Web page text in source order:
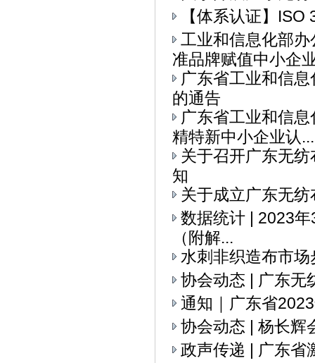
【体系认证】
工业和信息化部
准品牌赋值中小企
广东省工业和信
的通告
广东省工业和信
精特新中小企业认...
关于召开广东无
知
关于成立广东无
数据统计 | 2023
（附解...
水刺非织造布市
协会动态 | ​广东无
通知｜广东省
协会动态 | 杨长辉
政声传递 | 广东省